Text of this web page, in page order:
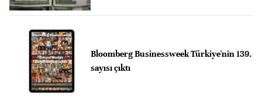
Bloomberg Businessweek Türkiye'nin 139.
sayısı çıktı